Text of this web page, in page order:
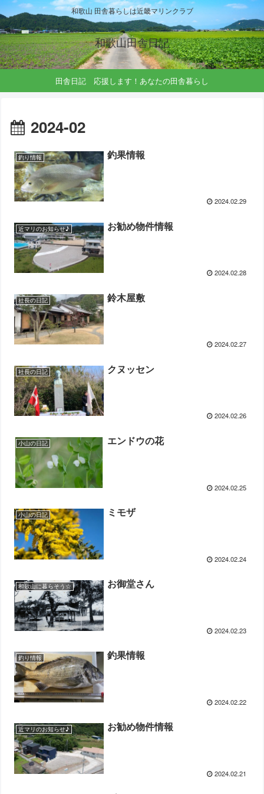
和歌山 田舎暮らしは近畿マリンクラブ
和歌山田舎日記
田舎日記 応援します！あなたの田舎暮らし
2024-02
釣り情報 釣果情報
2024.02.29
近マリのお知らせ♪ お勧め物件情報
2024.02.28
社長の日記 鈴木屋敷
2024.02.27
社長の日記 クヌッセン
2024.02.26
小山の日記 エンドウの花
2024.02.25
小山の日記 ミモザ
2024.02.24
和歌山に暮らそう☆ お御堂さん
2024.02.23
釣り情報 釣果情報
2024.02.22
近マリのお知らせ♪ お勧め物件情報
2024.02.21